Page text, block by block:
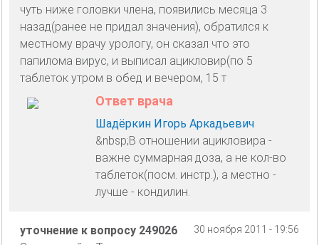
чуть ниже головки члена, появились месяца 3
назад(ранее не придал значения), обратился к
местному врачу урологу, он сказал что это
папилома вирус, и выписал ацикловир(по 5
таблеток утром в обед и вечером, 15 т
Ответ врача
Шадёркин Игорь Аркадьевич
&nbsp;В отношении ацикловира -
важне суммарная доза, а не кол-во
таблеток(посм. инстр.), а местно -
лучше - кондилин.
30 ноября 2011 - 19:56
уточнение к вопросу 249026